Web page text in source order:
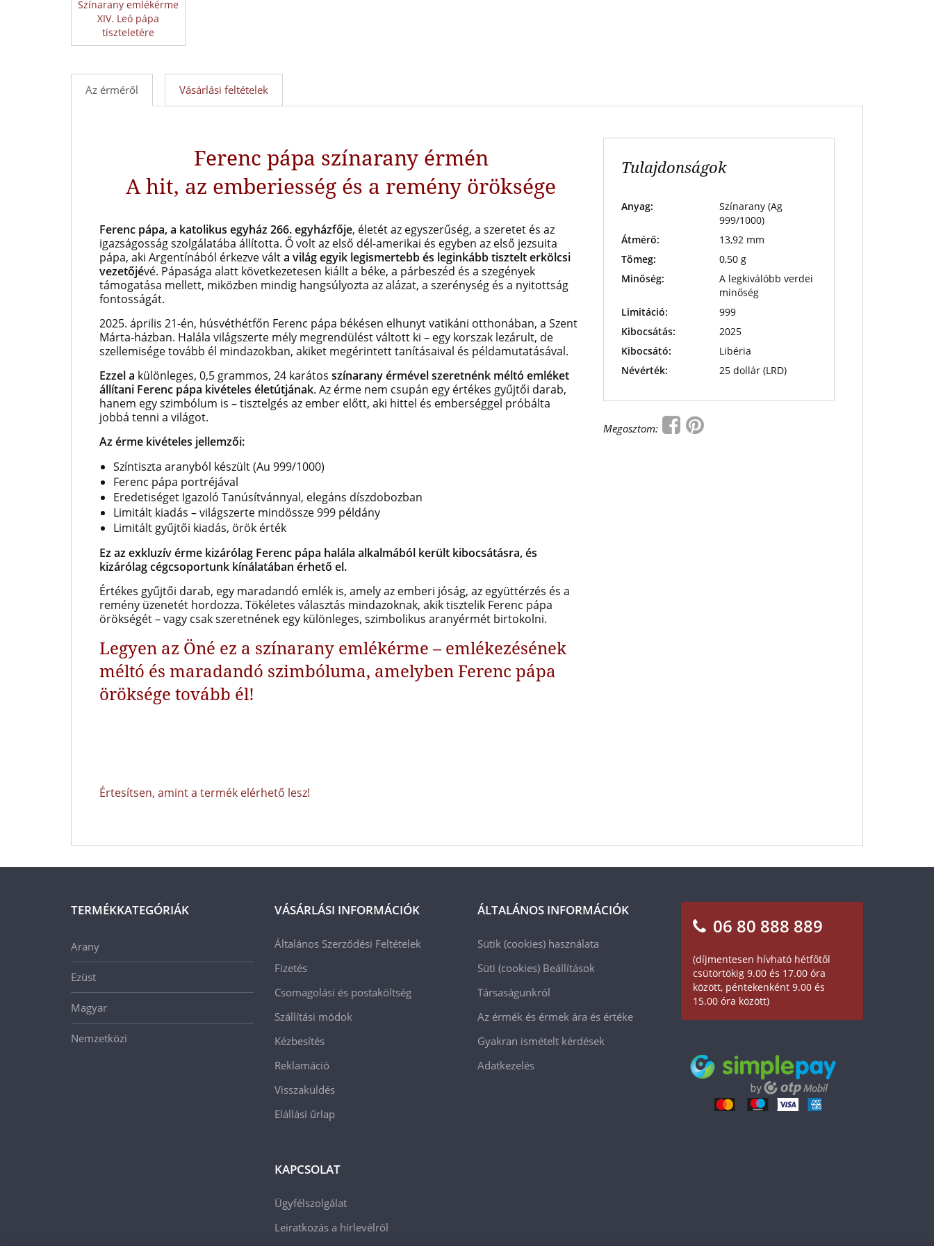
Színarany emlékérme
XIV. Leó pápa
tiszteletére
Az érméről Vásárlási feltételek
Ferenc pápa színarany érmén
A hit, az emberiesség és a remény öröksége
Ferenc pápa, a katolikus egyház 266. egyházfője, életét az egyszerűség, a szeretet és az
igazságosság szolgálatába állította. Ő volt az első dél-amerikai és egyben az első jezsuita
pápa, aki Argentínából érkezve válta világ egyik legismertebb és leginkább tisztelt erkölcsi
vezetőjévé. Pápasága alatt következetesen kiállt a béke, a párbeszéd és a szegények
támogatása mellett, miközben mindig hangsúlyozta az alázat, a szerénység és a nyitottság
fontosságát.
2025. április 21-én, húsvéthétfőn Ferenc pápa békésen elhunyt vatikáni otthonában, a Szent
Márta-házban. Halála világszerte mély megrendülést váltott ki – egy korszak lezárult, de
szellemisége tovább él mindazokban, akiket megérintett tanításaival és példamutatásával.
Ezzel a különleges, 0,5 grammos, 24 karátos színarany érmével szeretnénk méltó emléket
állítani Ferenc pápa kivételes életútjának. Az érme nem csupán egy értékes gyűjtői darab,
hanem egy szimbólum is – tisztelgés az ember előtt, aki hittel és emberséggel próbálta
jobbá tenni a világot.
Az érme kivételes jellemzői:
Színtiszta aranyból készült (Au 999/1000)
Ferenc pápa portréjával
Eredetiséget Igazoló Tanúsítvánnyal, elegáns díszdobozban
Limitált kiadás – világszerte mindössze 999 példány
Limitált gyűjtői kiadás, örök érték
Ez az exkluzív érme kizárólag Ferenc pápa halála alkalmából került kibocsátásra, és
kizárólag cégcsoportunk kínálatában érhető el.
Értékes gyűjtői darab, egy maradandó emlék is, amely az emberi jóság, az együttérzés és a
remény üzenetét hordozza. Tökéletes választás mindazoknak, akik tisztelik Ferenc pápa
örökségét – vagy csak szeretnének egy különleges, szimbolikus aranyérmét birtokolni.
Legyen az Öné ez a színarany emlékérme – emlékezésének
méltó és maradandó szimbóluma, amelyben Ferenc pápa
öröksége tovább él!
Értesítsen, amint a termék elérhető lesz!
Tulajdonságok
Anyag:
Színarany (Ag
999/1000)
Átmérő:
13,92 mm
Tömeg:
0,50 g
Minőség:
A legkiválóbb verdei
minőség
Limitáció:
999
Kibocsátás:
2025
Kibocsátó:
Libéria
Névérték:
25 dollár (LRD)
Megosztom:
TERMÉKKATEGÓRIÁK
Arany
Ezüst
Magyar
Nemzetközi
VÁSÁRLÁSI INFORMÁCIÓK
Általános Szerződési Feltételek
Fizetés
Csomagolási és postaköltség
Szállítási módok
Kézbesítés
Reklamáció
Visszaküldés
Elállási űrlap
KAPCSOLAT
Ügyfélszolgálat
Leiratkozás a hírlevélről
ÁLTALÁNOS INFORMÁCIÓK
Sütik (cookies) használata
Süti (cookies) Beállítások
Társaságunkról
Az érmék és érmek ára és értéke
Gyakran ismételt kérdések
Adatkezelés
06 80 888 889
(díjmentesen hívható hétfőtől
csütörtökig 9.00 és 17.00 óra
között, péntekenként 9.00 és
15.00 óra között)